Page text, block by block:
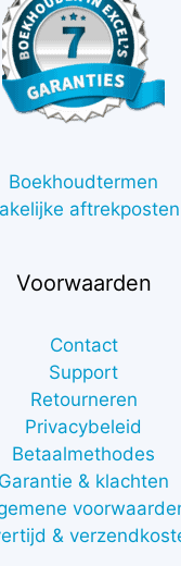
Boekhoudtermen
aftrekposten
Voorwaarden
Contact
Support
Retourneren
Privacybeleid
Betaalmethodes
Garantie & klachten
&